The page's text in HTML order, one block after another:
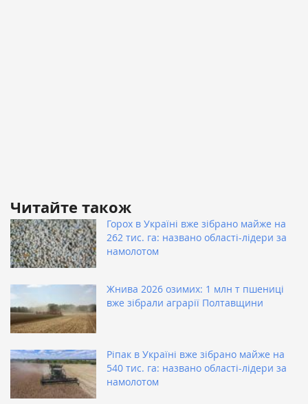
Читайте також
Горох в Україні вже зібрано майже на
262 тис. га: названо області-лідери за
намолотом
Жнива 2026 озимих: 1 млн т пшениці
вже зібрали аграрії Полтавщини
Ріпак в Україні вже зібрано майже на
540 тис. га: названо області-лідери за
намолотом